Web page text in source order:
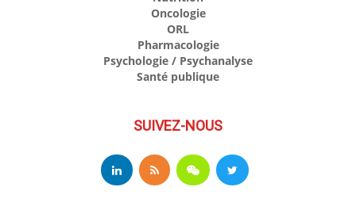
Oncologie
ORL
Pharmacologie
Psychologie / Psychanalyse
Santé publique
SUIVEZ-NOUS